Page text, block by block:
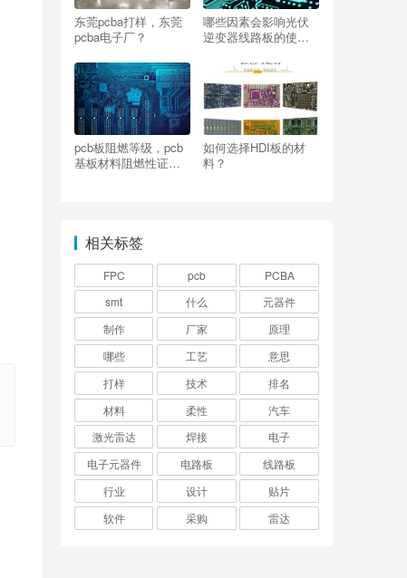
东莞pcba打样，东莞
pcba电子厂？
哪些因素会影响光伏
逆变器线路板的使用
pcb板阻燃等级，pcb
基板材料阻燃性证
如何选择HDI板的材
料？
相关标签
FPC pcb
PCBA
smt
什么
元器件
制作
厂家
原理
哪些
工艺
意思
打样
技术
排名
材料
柔性
汽车
激光雷达
焊接
电子
电子元器件
电路板
线路板
行业
设计
贴片
软件
采购 雷达